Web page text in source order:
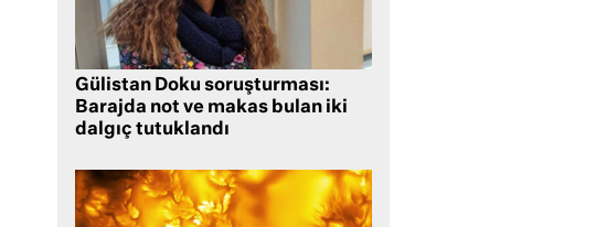
Gülistan Doku soruşturması:
Barajda not ve makas bulan iki
dalgıç tutuklandı